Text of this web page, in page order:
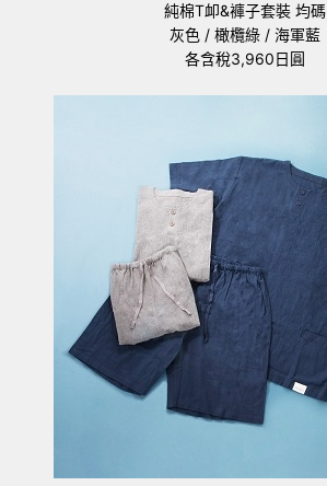
純棉T卹&褲子套裝 均碼
灰色 / 橄欖綠 / 海軍藍
各含稅3,960日圓